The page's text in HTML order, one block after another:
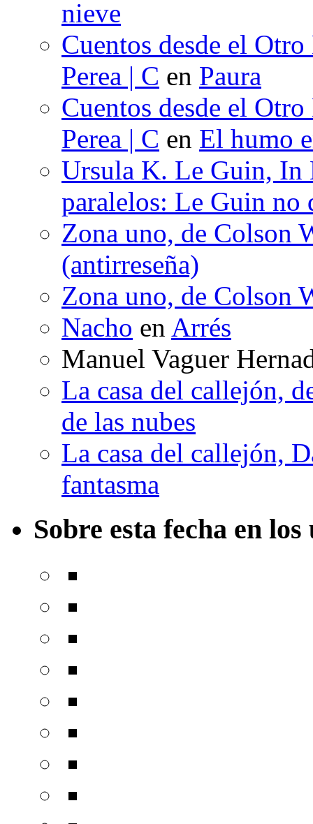
nieve
Cuentos desde el
Perea | C en Paura
Cuentos desde el
Perea | C en El humo
Ursula K. Le Guin, In
paralelos: Le Guin no
Zona uno, de Colson
(antirreseña)
Zona uno, de Colson
Nacho en Arrés
Manuel Vaguer
La casa del callejón,
de las nubes
La casa del callejón,
fantasma
Sobre esta fecha en